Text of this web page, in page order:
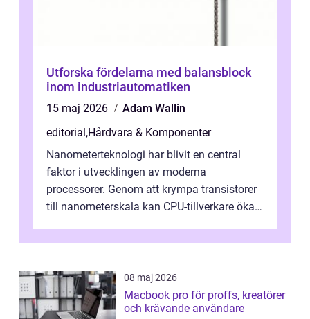
Utforska fördelarna med balansblock
inom industriautomatiken
15 maj 2026
Adam Wallin
editorial,Hårdvara & Komponenter
Nanometerteknologi har blivit en central
faktor i utvecklingen av moderna
processorer. Genom att krympa transistorer
till nanometerskala kan CPU-tillverkare öka
08 maj 2026
Macbook pro för proffs, kreatörer
och krävande användare